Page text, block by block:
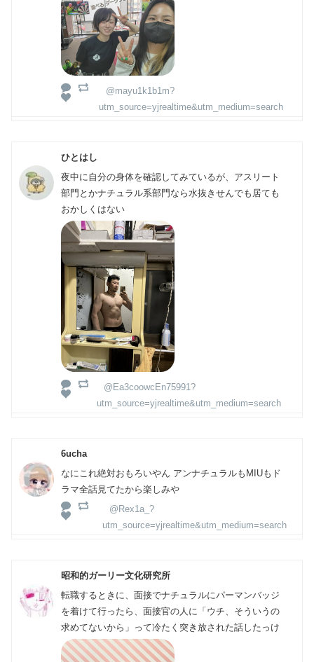
@mayu1k1b1m?
utm_source=yjrealtime&utm_medium=search
ひとはし
夜中に自分の身体を確認してみているが、アスリート
部門とかナチュラル系部門なら水抜きせんでも居ても
おかしくはない
@Ea3coowcEn75991?
utm_source=yjrealtime&utm_medium=search
6ucha
なにこれ絶対おもろいやん アンナチュラルもMIUもド
ラマ全話見てたから楽しみや
@Rex1a_?
utm_source=yjrealtime&utm_medium=search
昭和的ガーリー文化研究所
転職するときに、面接でナチュラルにパーマンバッジ
を着けて行ったら、面接官の人に「ウチ、そういうの
求めてないから」って冷たく突き放された話したっけ